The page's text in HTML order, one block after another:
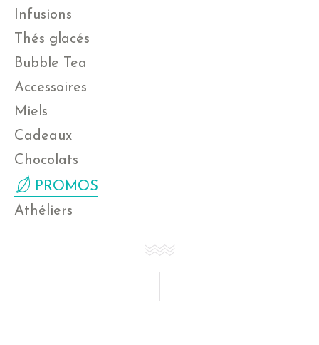
Infusions
Thés glacés
Bubble Tea
Accessoires
Miels
Cadeaux
Chocolats
PROMOS
Athéliers